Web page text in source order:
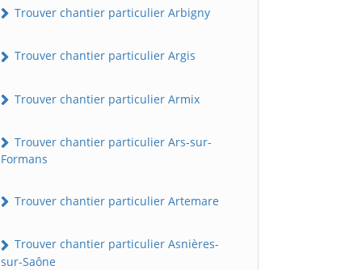
Trouver chantier particulier Arbigny
Trouver chantier particulier Argis
Trouver chantier particulier Armix
Trouver chantier particulier Ars-sur-
Formans
Trouver chantier particulier Artemare
Trouver chantier particulier Asnières-
sur-Saône